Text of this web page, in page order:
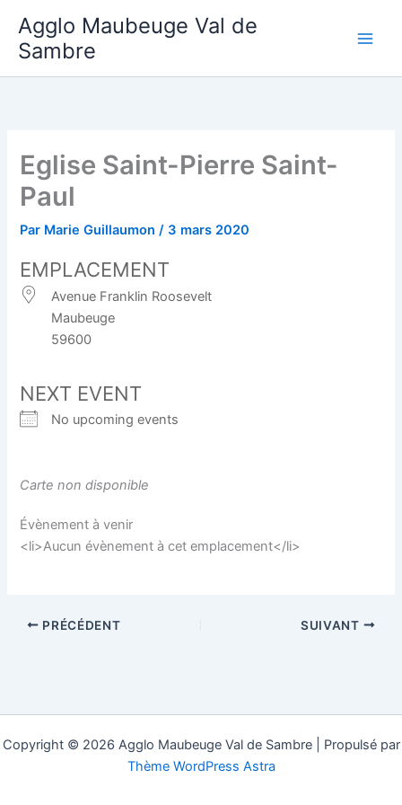
contenu
Agglo Maubeuge Val de
Sambre
Eglise Saint-Pierre Saint-
Paul
Par Marie Guillaumon/ 3 mars 2020
EMPLACEMENT
Avenue Franklin Roosevelt
Maubeuge
59600
NEXT EVENT
No upcoming events
Carte non disponible
Évènement à venir
<li>Aucun évènement à cet emplacement</li>
PRÉCÉDENT SUIVANT
Copyright © 2026 Agglo Maubeuge Val de Sambre | Propulsé par
Thème WordPress Astra